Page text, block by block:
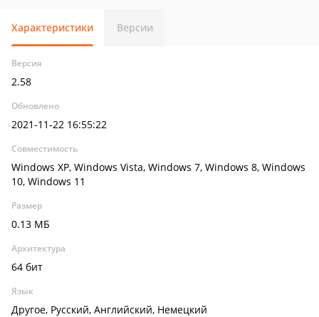
Характеристики Версии
Версия
2.58
Обновлено
2021-11-22 16:55:22
Совместимость
Windows XP, Windows Vista, Windows 7, Windows 8, Windows
10, Windows 11
Размер
0.13 МБ
Архитектура
64 бит
Язык
Другое, Русский, Английский, Немецкий